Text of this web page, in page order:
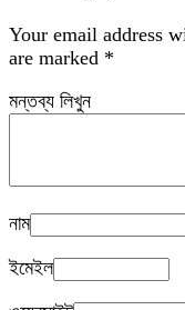
Your email address
are marked *
মন্তব্য লিখুন
নাম
ইমেইল